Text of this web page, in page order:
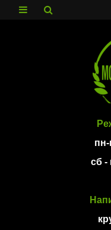
пн-
сб -